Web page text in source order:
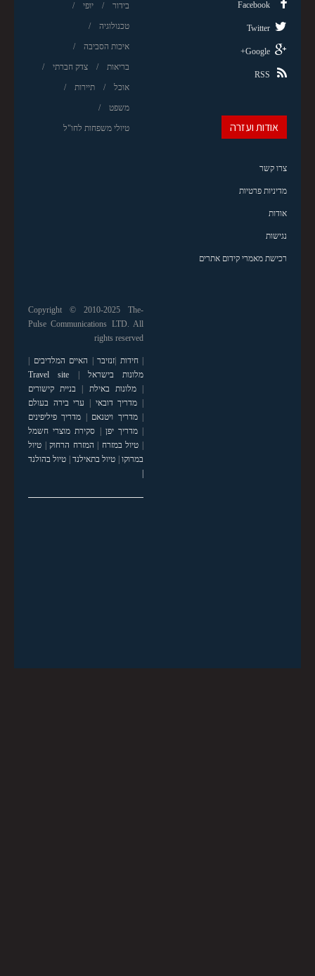
בידור יופי
טכנולוגיה
איכות הסביבה
בריאות צדק חברתי
אוכל תיירות
משפט
טיולי משפחות לחו"ל
Facebook
Twitter
Google+
RSS
אודות ועזרה
צרו קשר
מדיניות פרטיות
אודות
נגישות
רכישת מאמרי קידום אתרים
Copyright © 2010-2025 The-
Pulse Communications LTD. All
rights reserved
|חידות |זנזיבר | האיים המלדיבים |
מלונות בישראל |
Travel site
|מלונות באילת | בניית קישורים
| מדריך דובאי | ערי בירה בעולם
|מדריך ויטנאם | מדריך פיליפינים
|מדריך יפן | סקירת מוצרי חשמל
| טיול במזרח | המזרח הרחוק| טיול
במרוקו| טיול בתאילנד| טיול בהולנד
|